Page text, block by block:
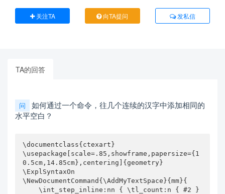
关注TA 向TA提问 发私信
TA的回答
问
如何通过一个命令，往几个连续的汉字中添加相同的
水平空白？
\documentclass{ctexart}
\usepackage[scale=.85,showframe,papersize={1
0.5cm,14.85cm},centering]{geometry}
\ExplSyntaxOn
\NewDocumentCommand{\AddMyTextSpace}{mm}{
    \int_step_inline:nn { \tl_count:n { #2 }